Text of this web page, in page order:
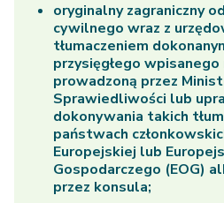
oryginalny zagraniczny
cywilnego wraz z
tłumaczeniem
przysięgłego
prowadzoną przez
Sprawiedliwości lub
dokonywania takich
państwach
Europejskiej lub
Gospodarczego (EOG)
przez konsula;